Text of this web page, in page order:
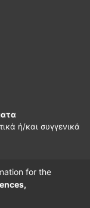
ή/και συγγενικά
for the